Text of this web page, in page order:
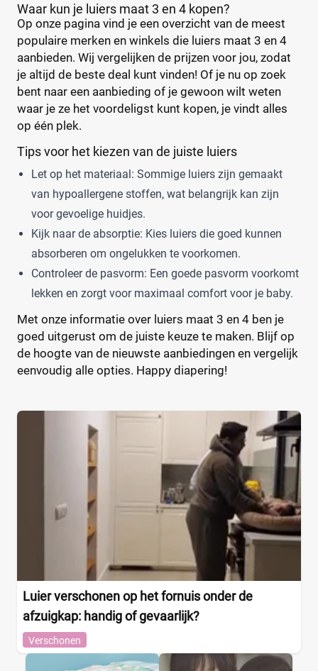
Waar kun je luiers maat 3 en 4 kopen?
Op onze pagina vind je een overzicht van de meest
populaire merken en winkels die luiers maat 3 en 4
aanbieden. Wij vergelijken de prijzen voor jou, zodat
je altijd de beste deal kunt vinden! Of je nu op zoek
bent naar een aanbieding of je gewoon wilt weten
waar je ze het voordeligst kunt kopen, je vindt alles
op één plek.
Tips voor het kiezen van de juiste luiers
Let op het materiaal: Sommige luiers zijn gemaakt
van hypoallergene stoffen, wat belangrijk kan zijn
voor gevoelige huidjes.
Kijk naar de absorptie: Kies luiers die goed kunnen
absorberen om ongelukken te voorkomen.
Controleer de pasvorm: Een goede pasvorm voorkomt
lekken en zorgt voor maximaal comfort voor je baby.
Met onze informatie over luiers maat 3 en 4 ben je
goed uitgerust om de juiste keuze te maken. Blijf op
de hoogte van de nieuwste aanbiedingen en vergelijk
eenvoudig alle opties. Happy diapering!
Luier verschonen op het fornuis onder de
afzuigkap: handig of gevaarlijk?
Verschonen